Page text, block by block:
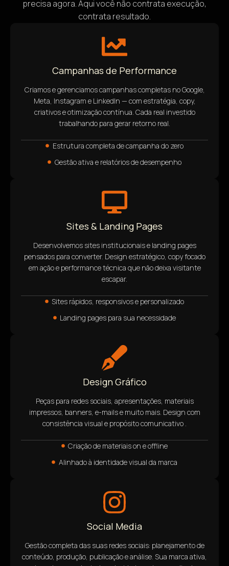
precisa agora. Aqui você não contrata execução,
contrata resultado.
Campanhas de Performance
Criamos e gerenciamos campanhas completas no Google,
Meta, Instagram e LinkedIn — com estratégia, copy,
criativos e otimização contínua. Cada real investido
trabalhando para gerar retorno real.
Estrutura completa de campanha do zero
Gestão ativa e relatórios de desempenho
Sites & Landing Pages
Desenvolvemos sites institucionais e landing pages
pensados para converter. Design estratégico, copy focado
em ação e performance técnica que não deixa visitante
escapar.
Sites rápidos, responsivos e personalizado
Landing pages para sua necessidade
Design Gráfico
Peças para redes sociais, apresentações, materiais
impressos, banners, e-mails e muito mais. Design com
consistência visual e propósito comunicativo .
Criação de materiais on e offline
Alinhado à identidade visual da marca
Social Media
Gestão completa das suas redes sociais: planejamento de
conteúdo, produção, publicação e análise. Sua marca ativa,